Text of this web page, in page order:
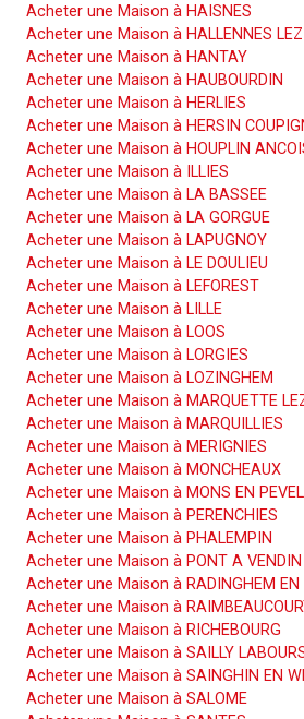
Acheter une Maison à HAISNES
Acheter une Maison à HALLENNES LEZ
Acheter une Maison à HANTAY
Acheter une Maison à HAUBOURDIN
Acheter une Maison à HERLIES
Acheter une Maison à HERSIN
Acheter une Maison à HOUPLIN
Acheter une Maison à ILLIES
Acheter une Maison à LA BASSEE
Acheter une Maison à LA GORGUE
Acheter une Maison à LAPUGNOY
Acheter une Maison à LE DOULIEU
Acheter une Maison à LEFOREST
Acheter une Maison à LILLE
Acheter une Maison à LOOS
Acheter une Maison à LORGIES
Acheter une Maison à LOZINGHEM
Acheter une Maison à MARQUETTE
Acheter une Maison à MARQUILLIES
Acheter une Maison à MERIGNIES
Acheter une Maison à MONCHEAUX
Acheter une Maison à MONS EN
Acheter une Maison à PERENCHIES
Acheter une Maison à PHALEMPIN
Acheter une Maison à PONT A VENDIN
Acheter une Maison à RADINGHEM EN
Acheter une Maison à
Acheter une Maison à RICHEBOURG
Acheter une Maison à SAILLY
Acheter une Maison à SAINGHIN EN
Acheter une Maison à SALOME